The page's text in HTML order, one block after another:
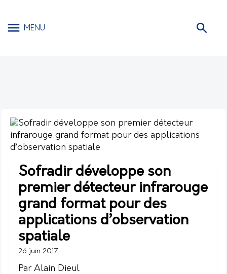
MENU
Sofradir développe son
premier détecteur infrarouge
grand format pour des
applications d’observation
spatiale
26 juin 2017
Par Alain Dieul